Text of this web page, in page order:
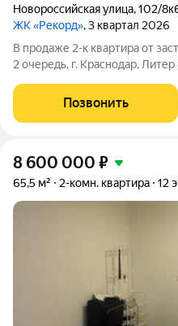
Новороссийская улица,102/
ЖК «Рекорд», 3 квартал 2026
В продаже 2-к квартира от
2 очередь, г. Краснодар,
место вашего баланса. Город
Квартал с
Позвонить
8 600 000 ₽
65,5 м² 2-комн. квартира 12